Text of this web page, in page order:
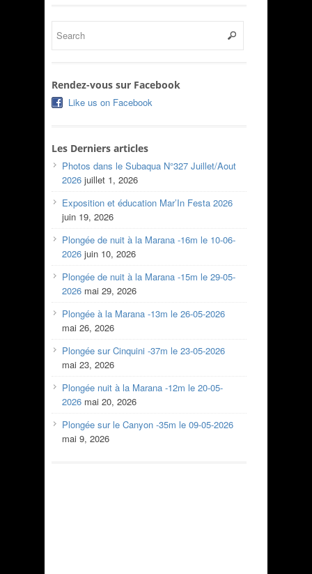
Rendez-vous sur Facebook
Like us on Facebook
Les Derniers articles
Photos dans le Subaqua N°327 Juillet/Aout
2026 juillet 1, 2026
Exposition et éducation Mar’In Festa 2026
juin 19, 2026
Plongée de nuit à la Marana -16m le 10-06-
2026 juin 10, 2026
Plongée de nuit à la Marana -15m le 29-05-
2026 mai 29, 2026
Plongée à la Marana -13m le 26-05-2026
mai 26, 2026
Plongée sur Cinquini -37m le 23-05-2026
mai 23, 2026
Plongée nuit à la Marana -12m le 20-05-
2026 mai 20, 2026
Plongée sur le Canyon -35m le 09-05-2026
mai 9, 2026